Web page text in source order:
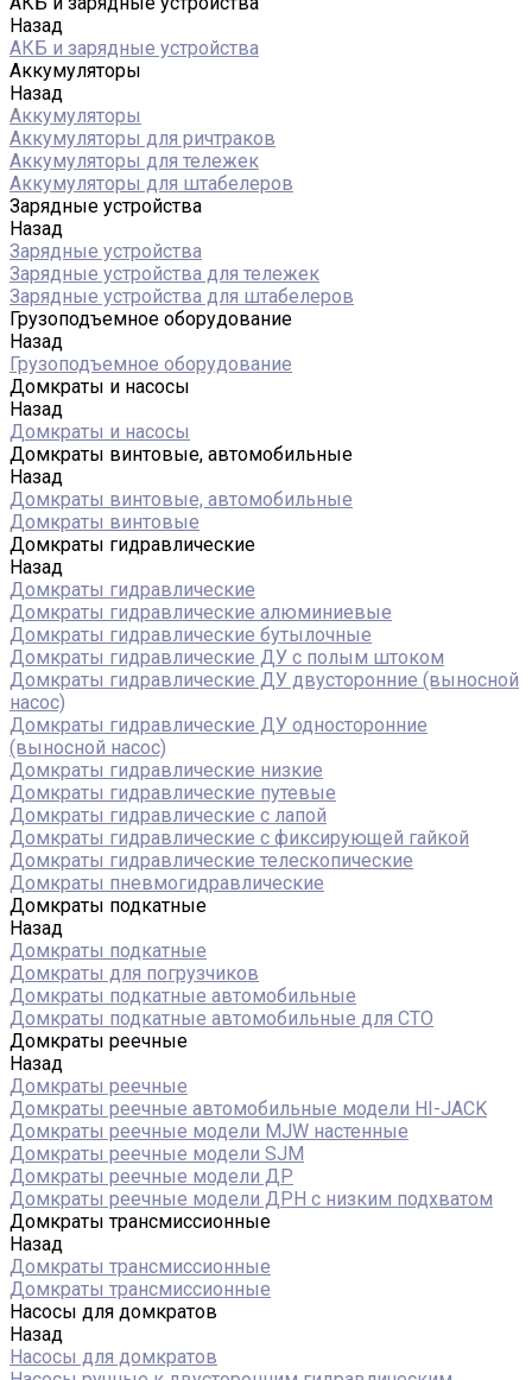
Назад
АКБ и зарядные устройства
Аккумуляторы
Назад
Аккумуляторы
Аккумуляторы для ричтраков
Аккумуляторы для тележек
Аккумуляторы для штабелеров
Зарядные устройства
Назад
Зарядные устройства
Зарядные устройства для тележек
Зарядные устройства для штабелеров
Грузоподъемное оборудование
Назад
Грузоподъемное оборудование
Домкраты и насосы
Назад
Домкраты и насосы
Домкраты винтовые, автомобильные
Назад
Домкраты винтовые, автомобильные
Домкраты винтовые
Домкраты гидравлические
Назад
Домкраты гидравлические
Домкраты гидравлические алюминиевые
Домкраты гидравлические бутылочные
Домкраты гидравлические ДУ c полым штоком
Домкраты гидравлические ДУ двусторонние (выносной
насос)
Домкраты гидравлические ДУ односторонние
(выносной насос)
Домкраты гидравлические низкие
Домкраты гидравлические путевые
Домкраты гидравлические с лапой
Домкраты гидравлические с фиксирующей гайкой
Домкраты гидравлические телескопические
Домкраты пневмогидравлические
Домкраты подкатные
Назад
Домкраты подкатные
Домкраты для погрузчиков
Домкраты подкатные автомобильные
Домкраты подкатные автомобильные для СТО
Домкраты реечные
Назад
Домкраты реечные
Домкраты реечные автомобильные модели HI-JACK
Домкраты реечные модели MJW настенные
Домкраты реечные модели SJM
Домкраты реечные модели ДР
Домкраты реечные модели ДРН с низким подхватом
Домкраты трансмиссионные
Назад
Домкраты трансмиссионные
Домкраты трансмиссионные
Насосы для домкратов
Назад
Насосы для домкратов